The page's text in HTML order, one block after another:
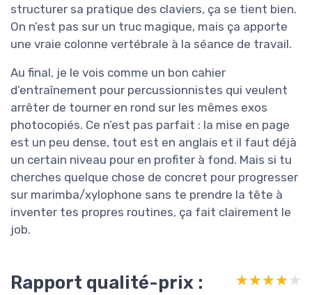
structurer sa pratique des claviers, ça se tient bien.
On n’est pas sur un truc magique, mais ça apporte
une vraie colonne vertébrale à la séance de travail.
Au final, je le vois comme un bon cahier
d’entraînement pour percussionnistes qui veulent
arrêter de tourner en rond sur les mêmes exos
photocopiés. Ce n’est pas parfait : la mise en page
est un peu dense, tout est en anglais et il faut déjà
un certain niveau pour en profiter à fond. Mais si tu
cherches quelque chose de concret pour progresser
sur marimba/xylophone sans te prendre la tête à
inventer tes propres routines, ça fait clairement le
job.
Rapport qualité-prix :
★★★★★
★★★★★